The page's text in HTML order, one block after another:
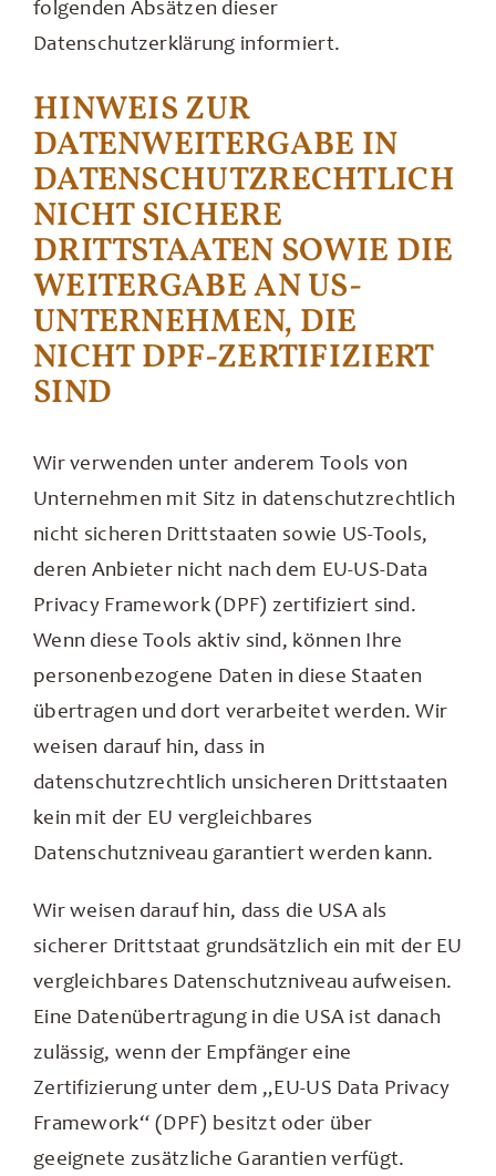
folgenden Absätzen dieser
Datenschutzerklärung informiert.
HINWEIS ZUR
DATENWEITERGABE IN
DATENSCHUTZRECHTLICH
NICHT SICHERE
DRITTSTAATEN SOWIE DIE
WEITERGABE AN US-
UNTERNEHMEN, DIE
NICHT DPF-ZERTIFIZIERT
SIND
Wir verwenden unter anderem Tools von
Unternehmen mit Sitz in datenschutzrechtlich
nicht sicheren Drittstaaten sowie US-Tools,
deren Anbieter nicht nach dem EU-US-Data
Privacy Framework (DPF) zertifiziert sind.
Wenn diese Tools aktiv sind, können Ihre
personenbezogene Daten in diese Staaten
übertragen und dort verarbeitet werden. Wir
weisen darauf hin, dass in
datenschutzrechtlich unsicheren Drittstaaten
kein mit der EU vergleichbares
Datenschutzniveau garantiert werden kann.
Wir weisen darauf hin, dass die USA als
sicherer Drittstaat grundsätzlich ein mit der EU
vergleichbares Datenschutzniveau aufweisen.
Eine Datenübertragung in die USA ist danach
zulässig, wenn der Empfänger eine
Zertifizierung unter dem „EU-US Data Privacy
Framework“ (DPF) besitzt oder über
geeignete zusätzliche Garantien verfügt.